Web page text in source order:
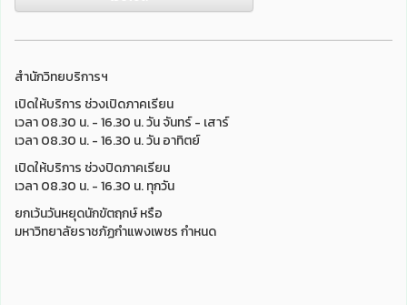
สำนักวิทยบริการฯ
เปิดให้บริการ ช่วงเปิดภาคเรียน
เวลา 08.30 น. - 16.30 น. วัน จันทร์ - เสาร์
เวลา 08.30 น. - 16.30 น. วัน อาทิตย์
เปิดให้บริการ ช่วงปิดภาคเรียน
เวลา 08.30 น. - 16.30 น. ทุกวัน
ยกเว้นวันหยุดนักขัตฤกษ์ หรือ
มหาวิทยาลัยราชภัฏกำแพงเพชร กำหนด